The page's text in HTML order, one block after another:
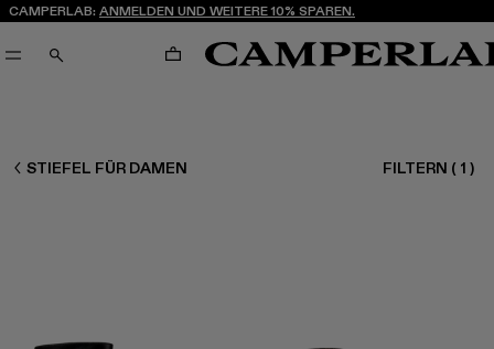
CAMPERLAB: ANMELDEN UND WEITERE 10% SPAREN.
SUCHEN WARENKORB
DAMEN SCHUHE
STIEFEL FÜR DAMEN FILTERN ( 1 )